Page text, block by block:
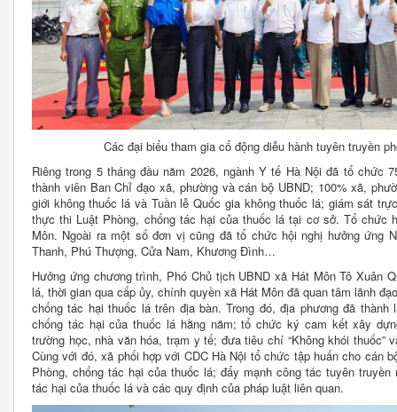
Các đại biểu tham gia cổ động diễu hành tuyên truyền
Riêng trong 5 tháng đầu năm 2026, ngành Y tế Hà Nội đã tổ chức
thành viên Ban Chỉ đạo xã, phường và cán bộ UBND; 100% xã,
giới không thuốc lá và Tuần lễ Quốc gia không thuốc lá; giám sát
thực thi Luật Phòng, chống tác hại của thuốc lá tại cơ sở. Tổ chức
Môn. Ngoài ra một số đơn vị cũng đã tổ chức hội nghị hưởng ứng
Thanh, Phú Thượng, Cửa Nam, Khương Đình…
Hưởng ứng chương trình, Phó Chủ tịch UBND xã Hát Môn Tô Xuân
lá, thời gian qua cấp ủy, chính quyền xã Hát Môn đã quan tâm lãnh
chống tác hại thuốc lá trên địa bàn. Trong đó, địa phương đã
chống tác hại của thuốc lá hằng năm; tổ chức ký cam kết xây
trường học, nhà văn hóa, trạm y tế; đưa tiêu chí “Không khói thuốc”
Cùng với đó, xã phối hợp với CDC Hà Nội tổ chức tập huấn cho cán
Phòng, chống tác hại của thuốc lá; đẩy mạnh công tác tuyên
tác hại của thuốc lá và các quy định của pháp luật liên quan.